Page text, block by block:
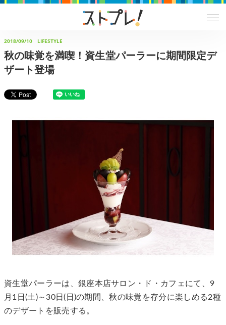
2018/09/10 LIFESTYLE
秋の味覚を満喫！資生堂パーラーに期間限定デ
ザート登場
資生堂パーラーは、銀座本店サロン・ド・カフェにて、9
月1日(土)～30日(日)の期間、秋の味覚を存分に楽しめる2種
のデザートを販売する。